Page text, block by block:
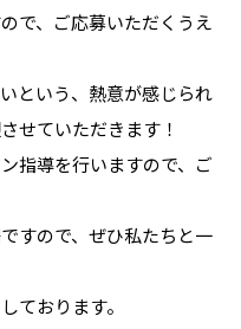
で、ご応募いただくうえ
という、熱意が感じられ
せていただきます！
指導を行いますので、ご
すので、ぜひ私たちと一
ております。